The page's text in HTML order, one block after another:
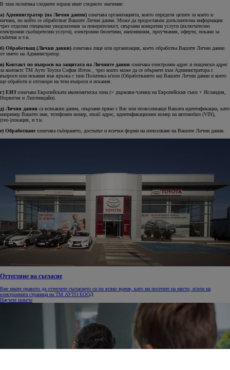
В тази политика следните изрази имат следното значение:
a) Администратор (на Лични данни) означава организацията, която определя целите за които и
начина, по който се обработват Вашите Лични данни. Може да предоставим допълнителна информация
чрез отделни специални уведомления за поверителност, свързани конкретни услуги (включително
електронни съобщителни услуги), електронни бюлетини, напомняния, проучвания, оферти, покани за
събития и т.н.
б) Обработващ (Лични данни) означава лице или организация, което обработва Вашите Лични данни
от името на Администратор.
в) Контакт по въпроси на защитата на Личните данни означава електронен адрес и пощенски адрес
за контактс ТМ Ауто Toyota София Изток , чрез които може да се обърнете към Администратора с
въпроси или искания във връзка с тази Политика и/или (Обработването на) Вашите Лични данни и което
ще обработи и отговори на тези въпроси и искания.
г) ЕИЗ означава Европейската икономическа зона (= държави-членки на Европейския съюз + Исландия,
Норвегия и Лихтенщайн).
д) Лични данни са всякакви данни, свързани пряко с Вас или позволяващи Вашата идентификациа, като
например Вашето име, телефонен номер, email адрес, идентификационен номер на автомобил (VIN),
(гео-)локация, и т.н.
е) Обработване означава събирането, достъпът и всички форми на изпозлване на Вашите Лични данни.
Оттегляне на съгласие
Вие имате правото да оттеглите съгласието си по всяко време, като ни посетите на място; и/или на
електронната страница на ТМ АУТО ЕООД
Научете повече